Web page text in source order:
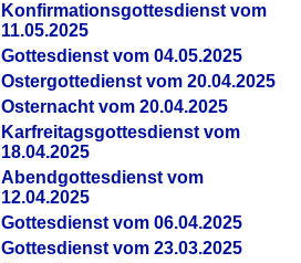
Konfirmationsgottesdienst vom
11.05.2025
Gottesdienst vom 04.05.2025
Ostergottedienst vom 20.04.2025
Osternacht vom 20.04.2025
Karfreitagsgottesdienst vom
18.04.2025
Abendgottesdienst vom
12.04.2025
Gottesdienst vom 06.04.2025
Gottesdienst vom 23.03.2025